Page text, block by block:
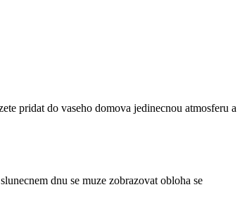
pridat do vaseho domova jedinecnou atmosferu a
dnu se muze zobrazovat obloha se